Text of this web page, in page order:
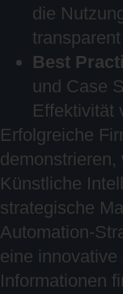
die
Best
und Case
Effektivität
Erfolgreiche
Künstliche
strategische
Automation-
eine
Informationen